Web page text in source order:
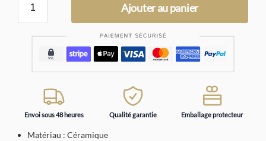
Ajouter au panier
Envoi sous 48 heures Qualité garantie Emballage protecteur
Matériau : Céramique